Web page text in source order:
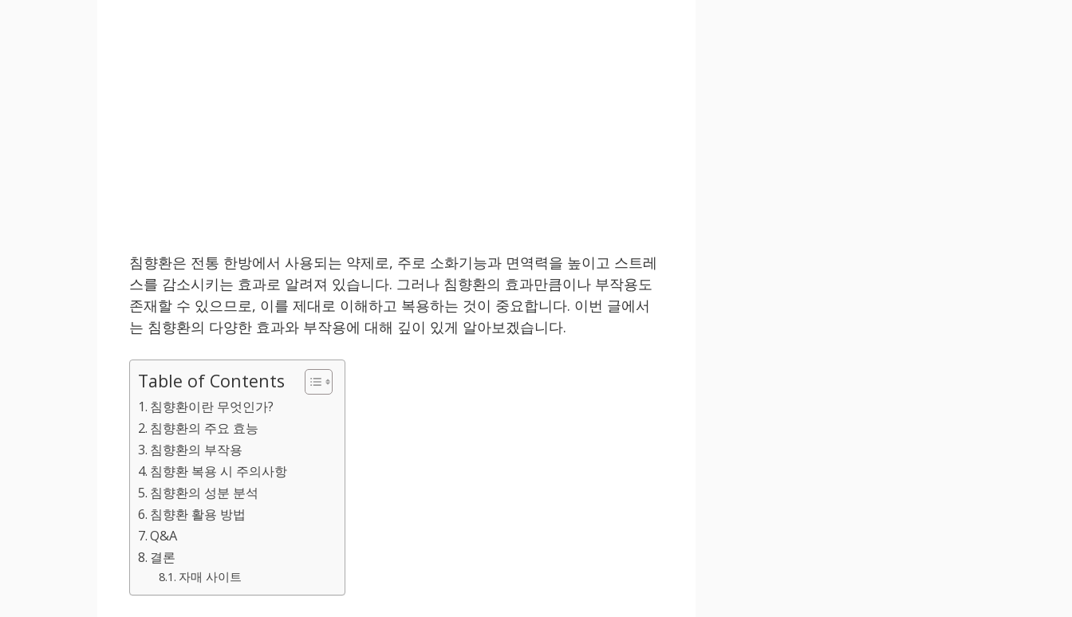
침향환은 전통 한방에서 사용되는 약제로, 주로 소화기능과 면역력을 높이고 스트레
스를 감소시키는 효과로 알려져 있습니다. 그러나 침향환의 효과만큼이나 부작용도
존재할 수 있으므로, 이를 제대로 이해하고 복용하는 것이 중요합니다. 이번 글에서
는 침향환의 다양한 효과와 부작용에 대해 깊이 있게 알아보겠습니다.
Table of Contents
침향환이란 무엇인가?
침향환의 주요 효능
침향환의 부작용
침향환 복용 시 주의사항
침향환의 성분 분석
침향환 활용 방법
Q&A
결론
자매 사이트